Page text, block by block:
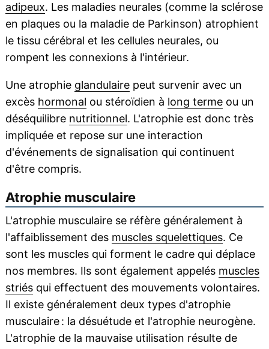
adipeux. Les maladies neurales (comme la sclérose
en plaques ou la maladie de Parkinson) atrophient
le tissu cérébral et les cellules neurales, ou
rompent les connexions à l'intérieur.
Une atrophie glandulairepeut survenir avec un
excès hormonal ou stéroïdien à long termeou un
déséquilibre nutritionnel. L'atrophie est donc très
impliquée et repose sur une interaction
d'événements de signalisation qui continuent
d'être compris.
Atrophie musculaire
L'atrophie musculaire se réfère généralement à
l'affaiblissement des muscles squelettiques. Ce
sont les muscles qui forment le cadre qui déplace
nos membres. Ils sont également appelés muscles
striésqui effectuent des mouvements volontaires.
Il existe généralement deux types d'atrophie
musculaire : la désuétude et l'atrophie neurogène.
L'atrophie de la mauvaise utilisation résulte de